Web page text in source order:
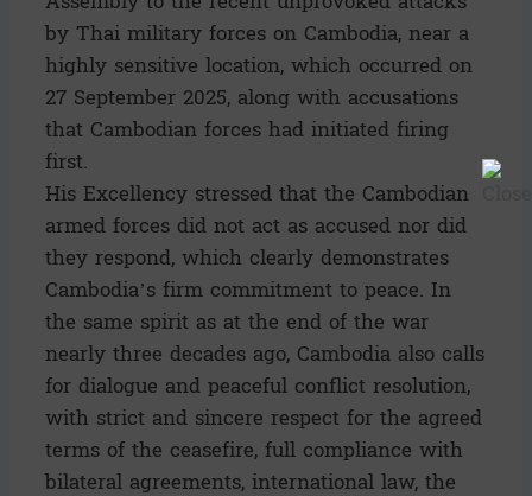
by Thai military forces on Cambodia, near a
highly sensitive location, which occurred on
27 September 2025, along with accusations
that Cambodian forces had initiated firing
first.
His Excellency stressed that the Cambodian
armed forces did not act as accused nor did
they respond, which clearly demonstrates
Cambodia’s firm commitment to peace. In
the same spirit as at the end of the war
nearly three decades ago, Cambodia also calls
for dialogue and peaceful conflict resolution,
with strict and sincere respect for the agreed
terms of the ceasefire, full compliance with
bilateral agreements, international law, the